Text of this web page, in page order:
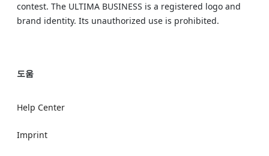
contest. The ULTIMA BUSINESS is a registered logo and
brand identity. Its unauthorized use is prohibited.
도움
Help Center
Imprint